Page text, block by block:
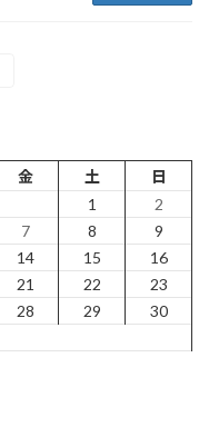
金 土
日
1
2
7 8
9
14 15
16
21 22
23
28 29
30